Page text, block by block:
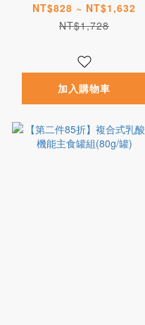
NT$828 ~ NT$1,632
NT$1,728
加入購物車